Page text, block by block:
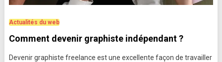
Actualités du web
Comment devenir graphiste indépendant ?
Devenir graphiste freelance est une excellente façon de travailler